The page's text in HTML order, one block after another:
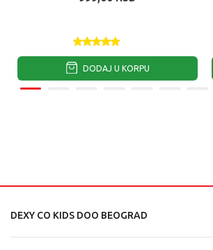
DODAJ U KORPU
DEXY CO KIDS DOO BEOGRAD